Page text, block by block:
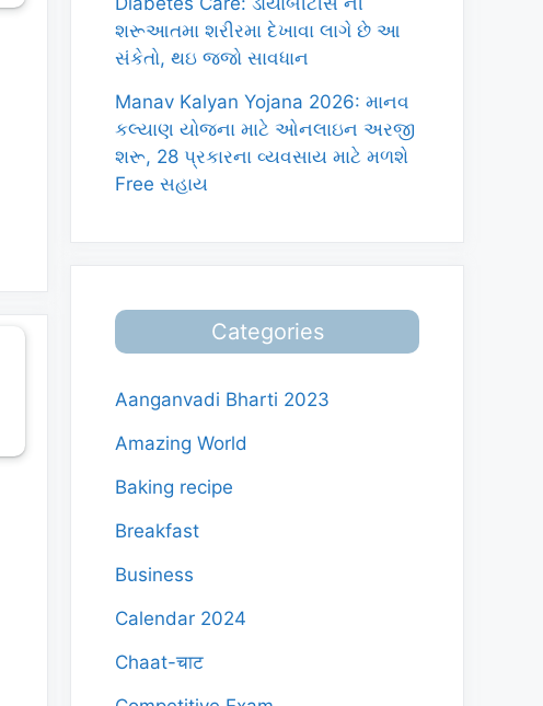
શરૂઆતમા શરીરમા દેખાવા લાગે છે આ
સંકેતો, થઇ જજો સાવધાન
Manav Kalyan Yojana 2026: માનવ
કલ્યાણ યોજના માટે ઓનલાઇન અરજી
શરૂ, 28 પ્રકારના વ્યવસાય માટે મળશે
Free સહાય
Categories
Aanganvadi Bharti 2023
Amazing World
Baking recipe
Breakfast
Business
Calendar 2024
Chaat-चाट